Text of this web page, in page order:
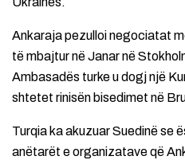
Ankaraja pezulloi negociatat
të mbajtur në Janar në
Ambasadës turke u dogj një
shtetet rinisën bisedimet në
Turqia ka akuzuar Suedinë se
anëtarët e organizatave që